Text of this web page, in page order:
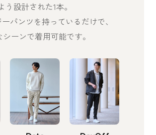
う設計された1本。
パンツを持っているだけで、
ーンで着用可能です。